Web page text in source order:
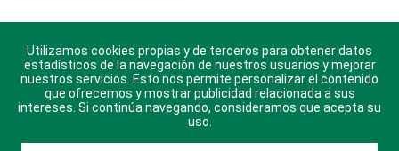
En pocas palabras
Escuchando al corazón
Economía Personal
Descarga nuestras aplicaciones para Android, iOS y
sistema Huawei.
Utilizamos cookies propias y de terceros para obtener datos
estadísticos de la navegación de nuestros usuarios y mejorar
nuestros servicios. Esto nos permite personalizar el contenido
que ofrecemos y mostrar publicidad relacionada a sus
intereses. Si continúa navegando, consideramos que acepta su
uso.